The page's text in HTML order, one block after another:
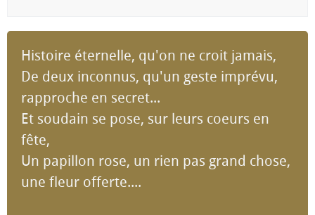
Histoire éternelle, qu'on ne croit jamais,
De deux inconnus, qu'un geste imprévu,
rapproche en secret...
Et soudain se pose, sur leurs coeurs en
fête,
Un papillon rose, un rien pas grand chose,
une fleur offerte....